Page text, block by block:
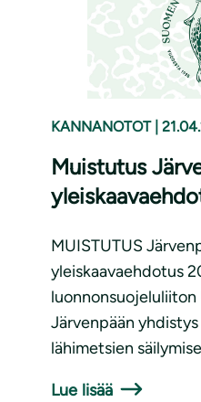
KANNANOTOT
Muistutus
MUISTUTUS
yleiskaavaehdotus
Järvenpään
lähimetsien
Lue lisää